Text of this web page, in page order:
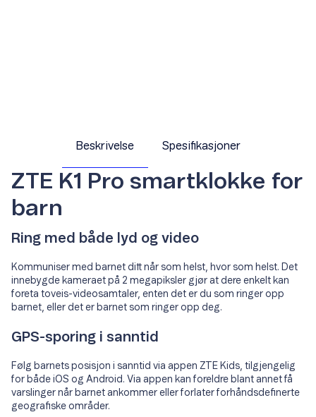
Beskrivelse Spesifikasjoner
ZTE K1 Pro smartklokke for
barn
Ring med både lyd og video
Kommuniser med barnet ditt når som helst, hvor som helst. Det
innebygde kameraet på 2 megapiksler gjør at dere enkelt kan
foreta toveis-videosamtaler, enten det er du som ringer opp
barnet, eller det er barnet som ringer opp deg.
GPS-sporing i sanntid
Følg barnets posisjon i sanntid via appen ZTE Kids, tilgjengelig
for både iOS og Android. Via appen kan foreldre blant annet få
varslinger når barnet ankommer eller forlater forhåndsdefinerte
geografiske områder.